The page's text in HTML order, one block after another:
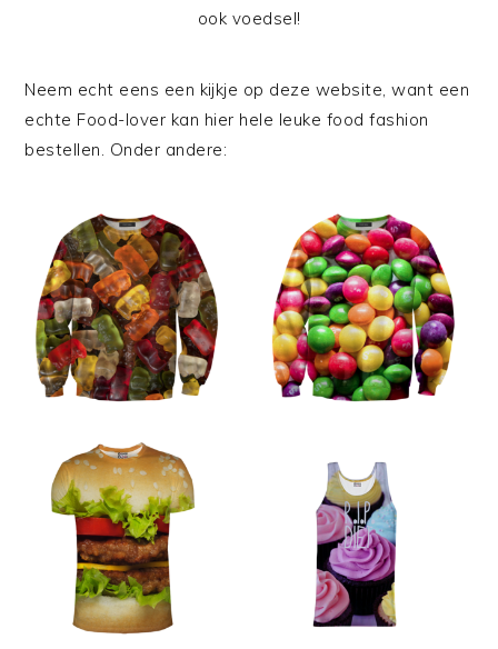
ook voedsel!
Neem echt eens een kijkje op deze website, want een
echte Food-lover kan hier hele leuke food fashion
bestellen. Onder andere: